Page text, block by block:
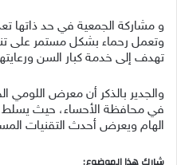
و مشاركة الجمعية في حد ذاتها
وتعمل رحماء بشكل مستمر على
تهدف إلى خدمة كبار السن
والجدير بالذكر أن معرض اللومي
في محافظة الأحساء، حيث يسلط
الهام ويعرض أحدث التقنيات